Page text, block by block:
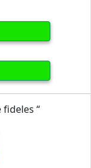
fideles “